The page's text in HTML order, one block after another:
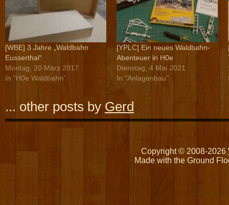
[WBE] 3 Jahre „Waldbahn
Eusserthal“
Montag, 20 März 2017
In "H0e Waldbahn"
[YPLC] Ein neues Waldbahn-
Abenteuer in H0e
Dienstag, 4 Mai 2021
In "Anlagenbau"
... other posts by Gerd
Copyright © 2008-2026
Made with the Ground